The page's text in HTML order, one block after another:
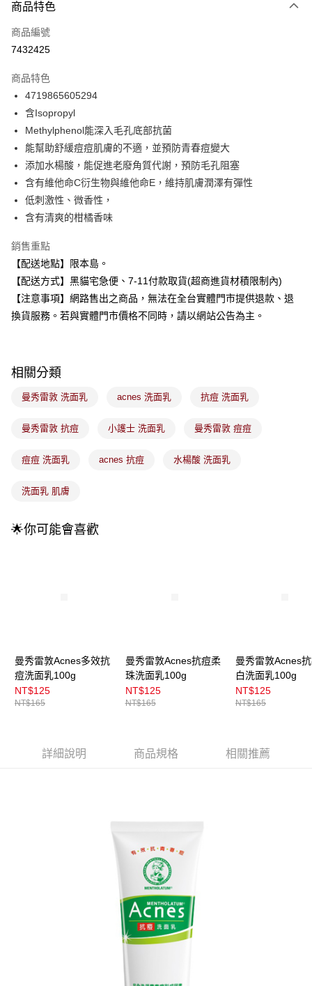
信用卡一次付款
超商取貨付款
Apple Pay
街口支付
悠遊付
Google Pay
全盈+PAY
大哥付你分期
【大哥付你分期使用說明】
1.本服務由台灣大哥大提供，台灣大哥大用戶可立即使用無須另外申請。
2.付款方式選擇「大哥付你分期」，訂單成立後會自動跳轉到大哥付的交易
流程，驗證手機門號後，選擇欲分期的期數、繳款截止日，確認付款後即完
成交易。
3.實際核准額度、可分期數及費用金額請依後續交易確認頁面所載為準。
【繳款方式說明】
1.分期款項不併入電信帳單，「大哥付你分期」於每月結算日後寄送繳費提
醒簡訊。
2.透過簡訊連結打開帳單後，可選擇「超商條碼／台灣大直營門市／銀行轉
1.本服務係由「台灣大哥大股份有限公司」（以下簡稱本公司）所提供，讓
用戶於交易時，得透過本服務購買商品或服務，並由商店將買賣／分期付款
2.基於同意付款使用「大哥付你分期」之契約關係目的，商店將以您的個人
3.完整用戶服務條款，請詳閱以下連結：
ATM付款
運送方式
全家取貨付款
付款後全家取貨
每筆NT$100，滿NT$899(含以上)免運費
付款後7-11取貨
商品特色
商品編號
7432425
商品特色
4719865605294
含Isopropyl
Methylphenol能深入毛孔底部抗菌
能幫助舒緩痘痘肌膚的不適，並預防青春痘變大
添加水楊酸，能促進老廢角質代謝，預防毛孔阻塞
含有維他命C衍生物與維他命E，維持肌膚潤澤有彈性
低刺激性、微香性，
含有清爽的柑橘香味
銷售重點
【配送地點】限本島。
【配送方式】黑貓宅急便、7-11付款取貨(超商進貨材積限制內)
【注意事項】網路售出之商品，無法在全台實體門市提供退款、退
換貨服務。若與實體門市價格不同時，請以網站公告為主。
相關分類
曼秀雷敦 洗面乳 acnes 洗面乳 抗痘 洗面乳
曼秀雷敦 抗痘 小護士 洗面乳 曼秀雷敦 痘痘
痘痘 洗面乳 acnes 抗痘 水楊酸 洗面乳
洗面乳 肌膚
🌟你可能會喜歡
曼秀雷敦Acnes多效抗
痘洗面乳100g
NT$125
NT$165
曼秀雷敦Acnes抗痘柔
珠洗面乳100g
NT$125
NT$165
曼秀雷敦Acnes
白洗面乳100g
NT$125
NT$165
詳細說明 商品規格 相關推薦